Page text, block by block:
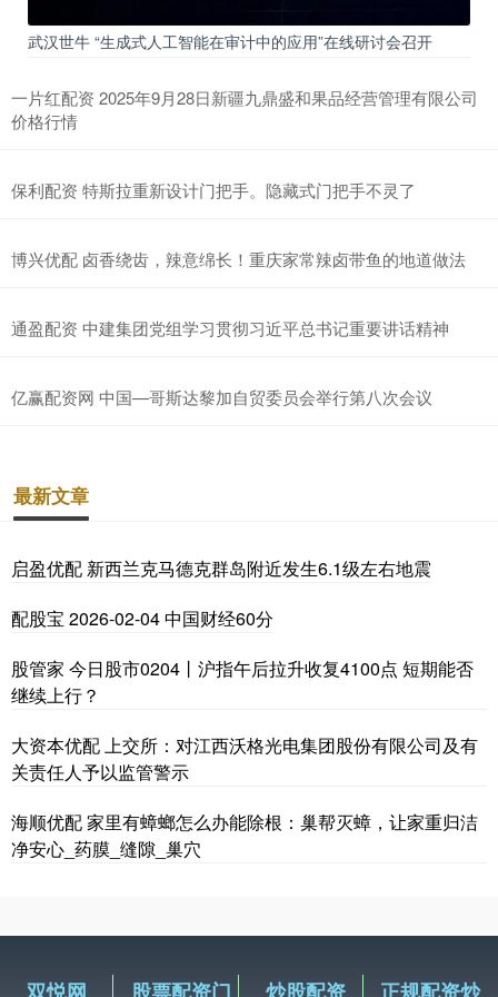
武汉世牛 “生成式人工智能在审计中的应用”在线研讨会召开
一片红配资 2025年9月28日新疆九鼎盛和果品经营管理有限公司
价格行情
保利配资 特斯拉重新设计门把手。隐藏式门把手不灵了
博兴优配 卤香绕齿，辣意绵长！重庆家常辣卤带鱼的地道做法
通盈配资 中建集团党组学习贯彻习近平总书记重要讲话精神
亿赢配资网 中国—哥斯达黎加自贸委员会举行第八次会议
最新文章
启盈优配 新西兰克马德克群岛附近发生6.1级左右地震
配股宝 2026-02-04 中国财经60分
股管家 今日股市0204丨沪指午后拉升收复4100点 短期能否
继续上行？
大资本优配 上交所：对江西沃格光电集团股份有限公司及有
关责任人予以监管警示
海顺优配 家里有蟑螂怎么办能除根：巢帮灭蟑，让家重归洁
净安心_药膜_缝隙_巢穴